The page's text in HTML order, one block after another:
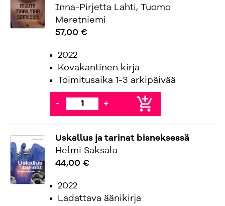
Inna-Pirjetta Lahti, Tuomo
Meretniemi
57,00 €
2022
Kovakantinen kirja
Toimitusaika 1-3 arkipäivää
- + add_shopping_cart
Uskallus ja tarinat bisneksessä
Helmi Saksala
44,00 €
2022
Ladattava äänikirja